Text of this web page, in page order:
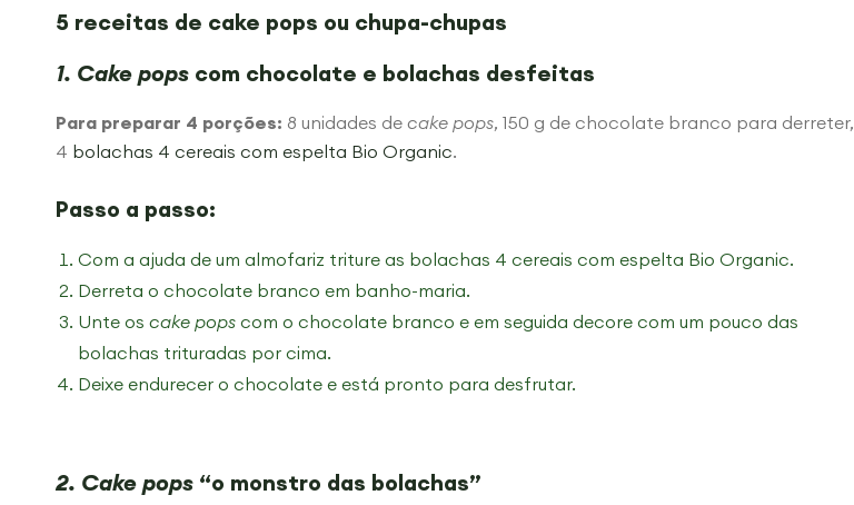
5 receitas de cake pops ou chupa-chupas
1. Cake pops com chocolate e bolachas desfeitas
Para preparar 4 porções: 8 unidades de cake pops, 150 g de chocolate branco para derreter,
4 bolachas 4 cereais com espelta Bio Organic.
Passo a passo:
Com a ajuda de um almofariz triture as bolachas 4 cereais com espelta Bio Organic.
Derreta o chocolate branco em banho-maria.
Unte os cake pops com o chocolate branco e em seguida decore com um pouco das
bolachas trituradas por cima.
Deixe endurecer o chocolate e está pronto para desfrutar.
2. Cake pops “o monstro das bolachas”